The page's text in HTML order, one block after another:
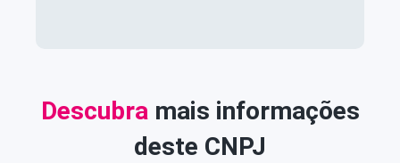
Descubra mais informações
deste CNPJ